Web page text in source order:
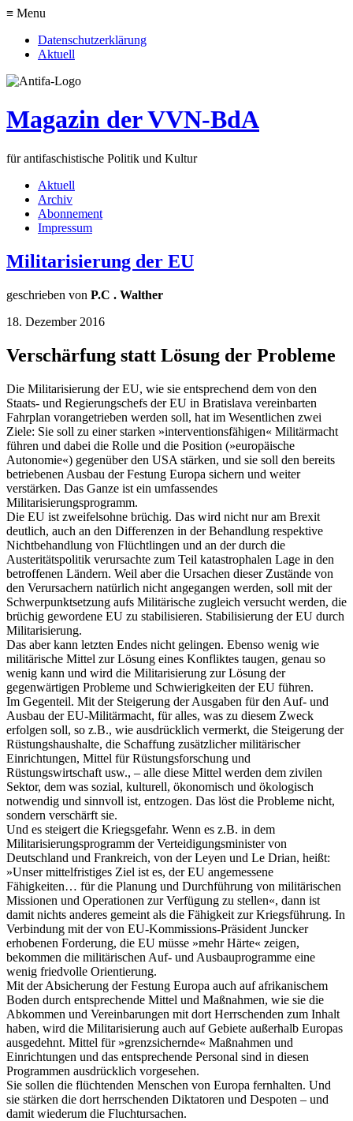
≡ Menu
Datenschutzerklärung
Aktuell
Magazin der VVN-BdA
für antifaschistische Politik und Kultur
Aktuell
Archiv
Abonnement
Impressum
Militarisierung der EU
geschrieben von P.C . Walther
18. Dezember 2016
Verschärfung statt Lösung der Probleme
Die Militarisierung der EU, wie sie entsprechend dem von den
Staats- und Regierungschefs der EU in Bratislava vereinbarten
Fahrplan vorangetrieben werden soll, hat im Wesentlichen zwei
Ziele: Sie soll zu einer starken »interventionsfähigen« Militärmacht
führen und dabei die Rolle und die Position (»europäische
Autonomie«) gegenüber den USA stärken, und sie soll den bereits
betriebenen Ausbau der Festung Europa sichern und weiter
verstärken. Das Ganze ist ein umfassendes
Militarisierungsprogramm.
Die EU ist zweifelsohne brüchig. Das wird nicht nur am Brexit
deutlich, auch an den Differenzen in der Behandlung respektive
Nichtbehandlung von Flüchtlingen und an der durch die
Austeritätspolitik verursachte zum Teil katastrophalen Lage in den
betroffenen Ländern. Weil aber die Ursachen dieser Zustände von
den Verursachern natürlich nicht angegangen werden, soll mit der
Schwerpunktsetzung aufs Militärische zugleich versucht werden, die
brüchig gewordene EU zu stabilisieren. Stabilisierung der EU durch
Militarisierung.
Das aber kann letzten Endes nicht gelingen. Ebenso wenig wie
militärische Mittel zur Lösung eines Konfliktes taugen, genau so
wenig kann und wird die Militarisierung zur Lösung der
gegenwärtigen Probleme und Schwierigkeiten der EU führen.
Im Gegenteil. Mit der Steigerung der Ausgaben für den Auf- und
Ausbau der EU-Militärmacht, für alles, was zu diesem Zweck
erfolgen soll, so z.B., wie ausdrücklich vermerkt, die Steigerung der
Rüstungshaushalte, die Schaffung zusätzlicher militärischer
Einrichtungen, Mittel für Rüstungsforschung und
Rüstungswirtschaft usw., – alle diese Mittel werden dem zivilen
Sektor, dem was sozial, kulturell, ökonomisch und ökologisch
notwendig und sinnvoll ist, entzogen. Das löst die Probleme nicht,
sondern verschärft sie.
Und es steigert die Kriegsgefahr. Wenn es z.B. in dem
Militarisierungsprogramm der Verteidigungsminister von
Deutschland und Frankreich, von der Leyen und Le Drian, heißt:
»Unser mittelfristiges Ziel ist es, der EU angemessene
Fähigkeiten… für die Planung und Durchführung von militärischen
Missionen und Operationen zur Verfügung zu stellen«, dann ist
damit nichts anderes gemeint als die Fähigkeit zur Kriegsführung. In
Verbindung mit der von EU-Kommissions-Präsident Juncker
erhobenen Forderung, die EU müsse »mehr Härte« zeigen,
bekommen die militärischen Auf- und Ausbauprogramme eine
wenig friedvolle Orientierung.
Mit der Absicherung der Festung Europa auch auf afrikanischem
Boden durch entsprechende Mittel und Maßnahmen, wie sie die
Abkommen und Vereinbarungen mit dort Herrschenden zum Inhalt
haben, wird die Militarisierung auch auf Gebiete außerhalb Europas
ausgedehnt. Mittel für »grenzsichernde« Maßnahmen und
Einrichtungen und das entsprechende Personal sind in diesen
Programmen ausdrücklich vorgesehen.
Sie sollen die flüchtenden Menschen von Europa fernhalten. Und
sie stärken die dort herrschenden Diktatoren und Despoten – und
damit wiederum die Fluchtursachen.